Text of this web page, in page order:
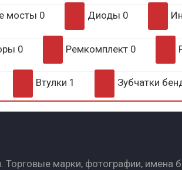
мосты 0 Диоды 0
0 Ремкомплект 0
Втулки 1 Зубчатки
марки, фотографии, имена